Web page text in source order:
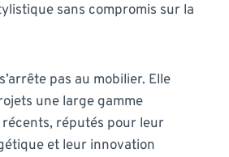
sans compromis sur la
pas au mobilier. Elle
une large gamme
récents, réputés pour leur
et leur innovation